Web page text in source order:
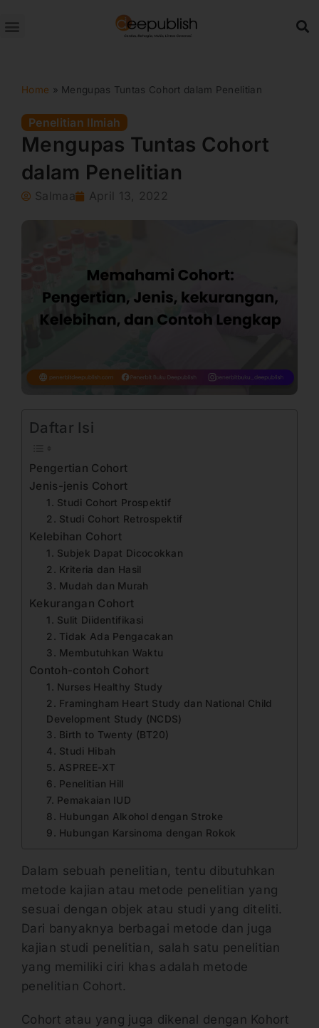
ke
Home » Mengupas Tuntas Cohort dalam Penelitian
Penelitian Ilmiah
Mengupas Tuntas Cohort
dalam Penelitian
Salmaa April 13, 2022
Daftar Isi
Pengertian Cohort
Jenis-jenis Cohort
1. Studi Cohort Prospektif
2. Studi Cohort Retrospektif
Kelebihan Cohort
1. Subjek Dapat Dicocokkan
2. Kriteria dan Hasil
3. Mudah dan Murah
Kekurangan Cohort
1. Sulit Diidentifikasi
2. Tidak Ada Pengacakan
3. Membutuhkan Waktu
Contoh-contoh Cohort
1. Nurses Healthy Study
2. Framingham Heart Study dan National Child
Development Study (NCDS)
3. Birth to Twenty (BT20)
4. Studi Hibah
5. ASPREE-XT
6. Penelitian Hill
7. Pemakaian IUD
8. Hubungan Alkohol dengan Stroke
9. Hubungan Karsinoma dengan Rokok
Dalam sebuah penelitian, tentu dibutuhkan
metode kajian atau metode penelitian yang
sesuai dengan objek atau studi yang diteliti.
Dari banyaknya berbagai metode dan juga
kajian studi penelitian, salah satu penelitian
yang memiliki ciri khas adalah metode
penelitian Cohort.
Cohort atau yang juga dikenal dengan Kohort